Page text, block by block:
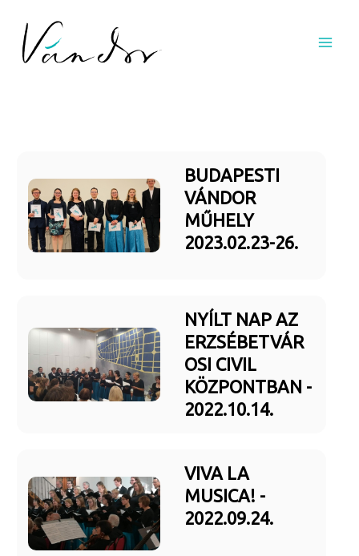
content
BUDAPESTI
VÁNDOR
MŰHELY
2023.02.23-26.
NYÍLT NAP AZ
ERZSÉBETVÁR
OSI CIVIL
KÖZPONTBAN -
2022.10.14.
VIVA LA
MUSICA! -
2022.09.24.